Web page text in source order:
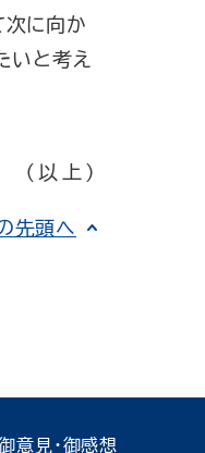
次に向か
いと考え
（以上）
先頭へ
意見・御感想